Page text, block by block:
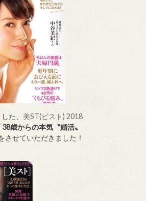
た、 美ST(ビスト) 2018
38歳からの本気〝婚活〟
させていただきました！